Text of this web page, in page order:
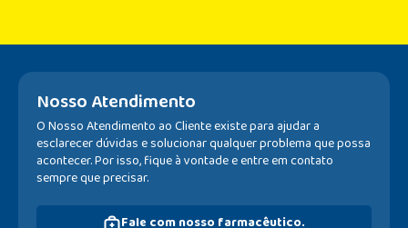
Nosso Atendimento
O Nosso Atendimento ao Cliente existe para ajudar a
esclarecer dúvidas e solucionar qualquer problema que possa
acontecer. Por isso, fique à vontade e entre em contato
sempre que precisar.
Fale com nosso farmacêutico.